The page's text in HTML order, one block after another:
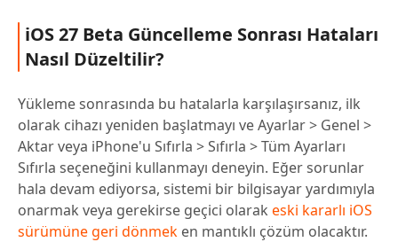
iOS 27 Beta Güncelleme Sonrası Hataları
Nasıl Düzeltilir?
Yükleme sonrasında bu hatalarla karşılaşırsanız, ilk
olarak cihazı yeniden başlatmayı ve Ayarlar > Genel >
Aktar veya iPhone'u Sıfırla > Sıfırla > Tüm Ayarları
Sıfırla seçeneğini kullanmayı deneyin. Eğer sorunlar
hala devam ediyorsa, sistemi bir bilgisayar yardımıyla
onarmak veya gerekirse geçici olarak eski kararlı iOS
sürümüne geri dönmek en mantıklı çözüm olacaktır.